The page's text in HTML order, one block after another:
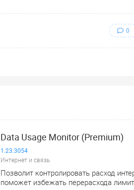
0
Data Usage Monitor (Premium)
1.23.3054
Интернет и связь
Позволит контролировать расход
поможет избежать перерасхода